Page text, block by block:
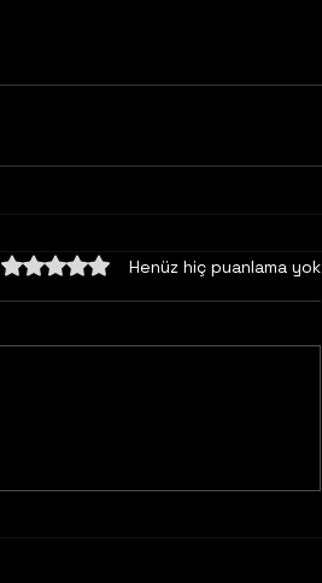
5 üzerinden 0 yıldızHenüz hiç puanlama yok